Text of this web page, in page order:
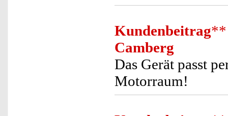
Kundenbeitrag**
Camberg
Das Gerät passt
Motorraum!